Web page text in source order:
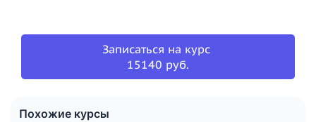
Записаться на курс
15140 руб.
Похожие курсы